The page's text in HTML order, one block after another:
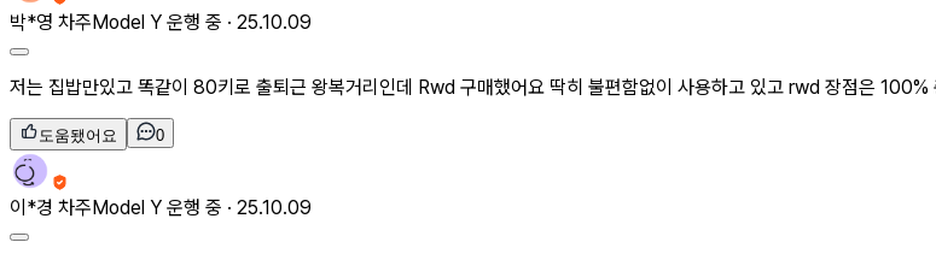
박*영 차주Model Y 운행 중 · 25.10.09
저는 집밥만있고 똑같이 80키로 출퇴근 왕복거리인데 Rwd 구매했어요 딱히 불편함없이 사용하고 있고 rwd 장점은
도움됐어요 0
이*경 차주Model Y 운행 중 · 25.10.09